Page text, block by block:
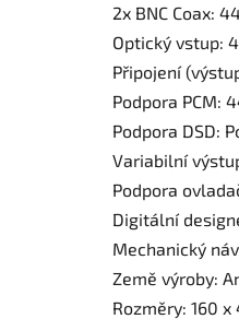
2x BNC Coax:
Optický vstup:
Připojení
Podpora PCM:
Podpora DSD:
Variabilní
Podpora
Digitální
Mechanický
Země výroby:
Rozměry: 160 x